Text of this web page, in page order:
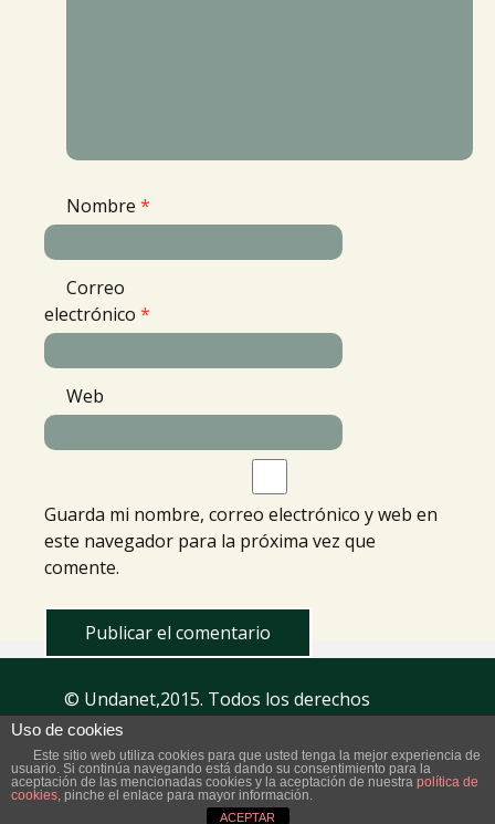
Nombre *
Correo
electrónico *
Web
Guarda mi nombre, correo electrónico y web en
este navegador para la próxima vez que
comente.
© Undanet,2015. Todos los derechos
reservados.
Uso de cookies
Este sitio web utiliza cookies para que usted tenga la mejor experiencia de
usuario. Si continúa navegando está dando su consentimiento para la
aceptación de las mencionadas cookies y la aceptación de nuestra política de
cookies, pinche el enlace para mayor información.
ACEPTAR